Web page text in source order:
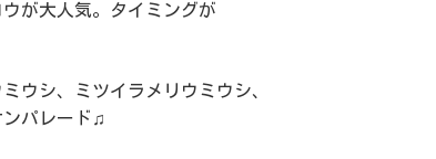
が大人気。タイミングが
ウシ、ミツイラメリウミウシ、
ンパレード♫